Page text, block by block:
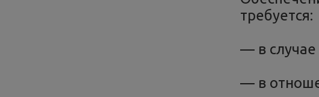
требуется:
— в случае
— в